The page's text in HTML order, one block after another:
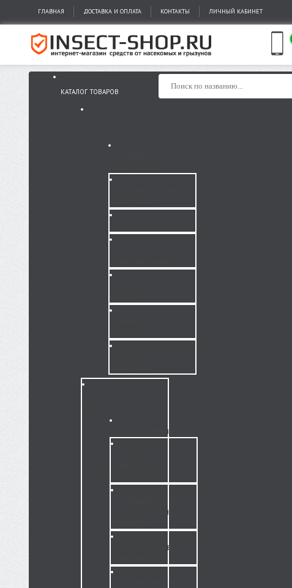
ГЛАВНАЯ ДОСТАВКА И ОПЛАТА КОНТАКТЫ ЛИЧНЫЙ КАБИНЕТ
КАТАЛОГ ТОВАРОВ
ГОТОВЫЕ ПРИМАНКИ
ПРИГОТОВЛЕНИЯ
ПРИМАНОЧНЫЕ
ЭЛЕКТРОННЫЕ